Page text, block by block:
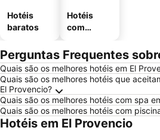
Hotéis
baratos
Hotéis
com
mento
Perguntas Frequentes
Quais são os melhores hotéis em El
Quais são os melhores hotéis que
El Provencio?
Quais são os melhores hotéis com spa
Quais são os melhores hotéis com
Hotéis em El Provencio